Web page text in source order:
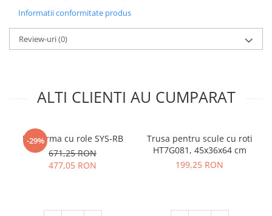
Informatii conformitate produs
Review-uri(0)
ALTI CLIENTI AU CUMPARAT
-29%
Platforma cu role SYS-RB
671,25 RON
477,05 RON
Trusa pentru scule cu roti
HT7G081, 45x36x64 cm
199,25 RON